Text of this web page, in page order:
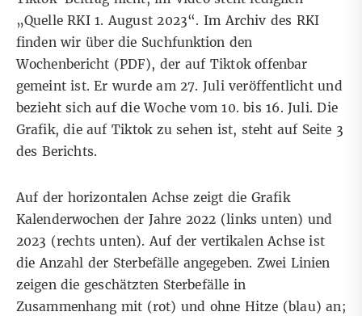
„Quelle RKI 1. August 2023“. ImArchiv des RKI
finden wir über die Suchfunktion den
Wochenbericht (PDF), der auf Tiktok offenbar
gemeint ist. Er wurde am 27. Juli veröffentlicht und
bezieht sich auf die Woche vom 10. bis 16. Juli. Die
Grafik, die auf Tiktok zu sehen ist, steht auf Seite 3
des Berichts.
Auf der horizontalen Achse zeigt die Grafik
Kalenderwochen der Jahre 2022 (links unten) und
2023 (rechts unten). Auf der vertikalen Achse ist
die Anzahl der Sterbefälle angegeben. Zwei Linien
zeigen die geschätzten Sterbefälle in
Zusammenhang mit (rot) und ohne Hitze (blau) an;